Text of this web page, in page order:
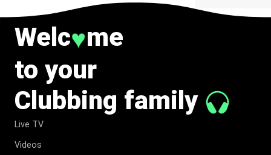
Welc♥me
to your
Clubbing family
Live TV
Videos